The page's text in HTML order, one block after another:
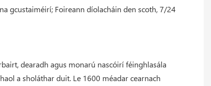
gcustaiméirí; Foireann díolacháin den scoth, 7/24
dearadh agus monarú nascóirí féinghlasála
a sholáthar duit. Le 1600 méadar cearnach